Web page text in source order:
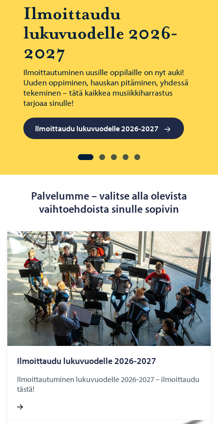
Ilmoittaudu
lukuvuodelle 2026-
2027
Ilmoittautuminen uusille oppilaille on nyt auki!
Uuden oppiminen, hauskan pitäminen, yhdessä
tekeminen – tätä kaikkea musiikkiharrastus
tarjoaa sinulle!
Ilmoittaudu lukuvuodelle 2026-2027
Siirry diaan 1
Siirry diaan 2
Siirry diaan 3
Siirry diaan 4
Siirry diaan 5
Palvelumme – valitse alla olevista
vaihtoehdoista sinulle sopivin
Ilmoittaudu lukuvuodelle 2026-2027
Ilmoittautuminen lukuvuodelle 2026-2027 – ilmoittaudu
tästä!